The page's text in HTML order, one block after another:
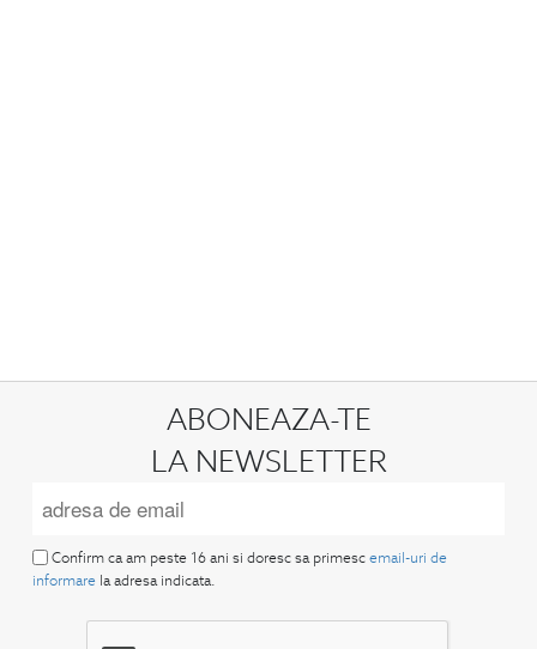
ABONEAZA-TE
LA NEWSLETTER
Confirm ca am peste 16 ani si doresc sa primesc email-uri de
informare la adresa indicata.